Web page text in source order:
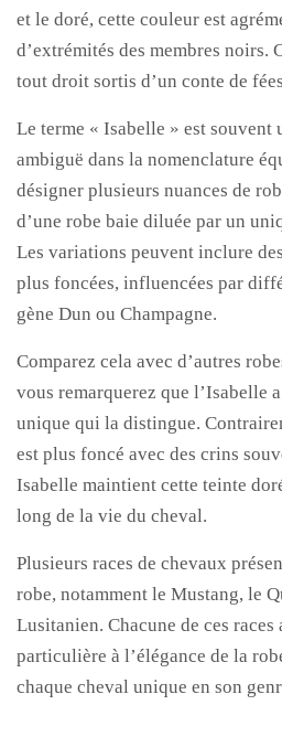
et le doré, cette couleur est
d’extrémités des membres noirs.
tout droit sortis d’un conte de
Le terme « Isabelle » est souvent
ambiguë dans la nomenclature
désigner plusieurs nuances de
d’une robe baie diluée par un
Les variations peuvent inclure
plus foncées, influencées par
gène Dun ou Champagne.
Comparez cela avec d’autres
vous remarquerez que l’Isabelle
unique qui la distingue.
est plus foncé avec des crins
Isabelle maintient cette teinte
long de la vie du cheval.
Plusieurs races de chevaux
robe, notamment le Mustang, le
Lusitanien. Chacune de ces races
particulière à l’élégance de la
chaque cheval unique en son